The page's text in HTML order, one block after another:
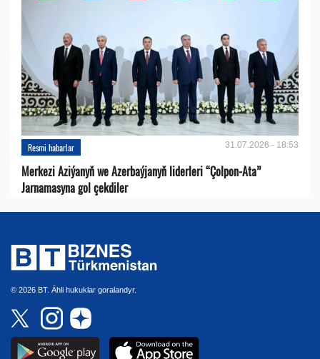
Resmi habarlar 31.07.2026 - 18:53
Merkezi Aziýanyň we Azerbaýjanyň liderleri “Çolpon-Ata”
Jarnamasyna gol çekdiler
© 2026 BT. Ähli hukuklar goralandyr.